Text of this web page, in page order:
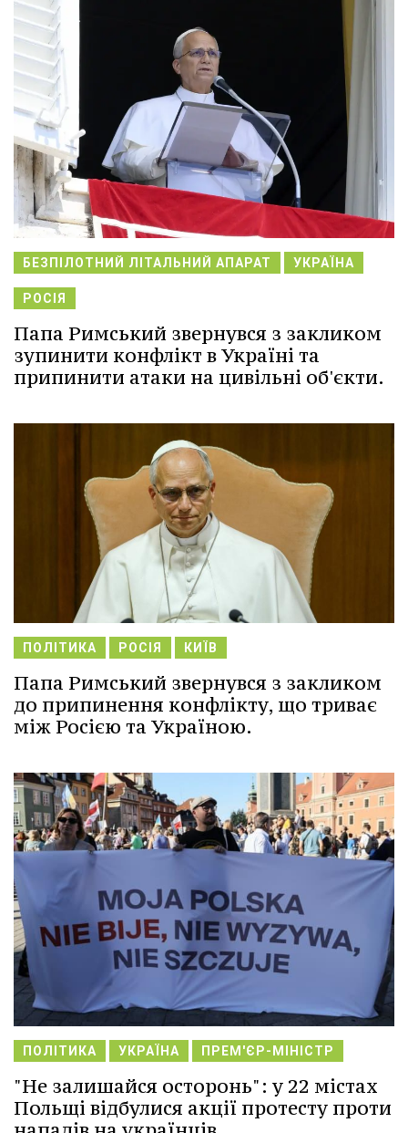
БЕЗПІЛОТНИЙ ЛІТАЛЬНИЙ АПАРАТ УКРАЇНА
РОСІЯ
Папа Римський звернувся з закликом
зупинити конфлікт в Україні та
припинити атаки на цивільні об'єкти.
ПОЛІТИКА РОСІЯ КИЇВ
Папа Римський звернувся з закликом
до припинення конфлікту, що триває
між Росією та Україною.
ПОЛІТИКА УКРАЇНА ПРЕМ'ЄР-МІНІСТР
"Не залишайся осторонь": у 22 містах
Польщі відбулися акції протесту проти